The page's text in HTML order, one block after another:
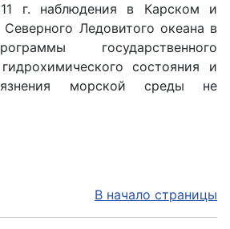
г. наблюдения в Карском и
Ледовитого океана в
государственного
состояния и
морской среды не
В начало страницы